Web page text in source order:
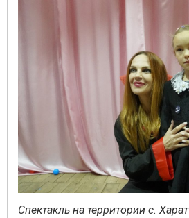
Спектакль на территории с. Харат